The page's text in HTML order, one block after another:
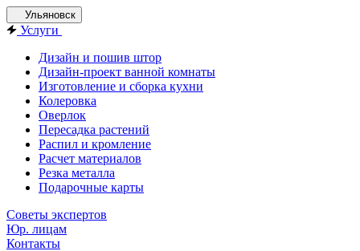
Ульяновск
Услуги
Дизайн и пошив штор
Дизайн-проект ванной комнаты
Изготовление и сборка кухни
Колеровка
Оверлок
Пересадка растений
Распил и кромление
Расчет материалов
Резка металла
Подарочные карты
Советы экспертов
Юр. лицам
Контакты